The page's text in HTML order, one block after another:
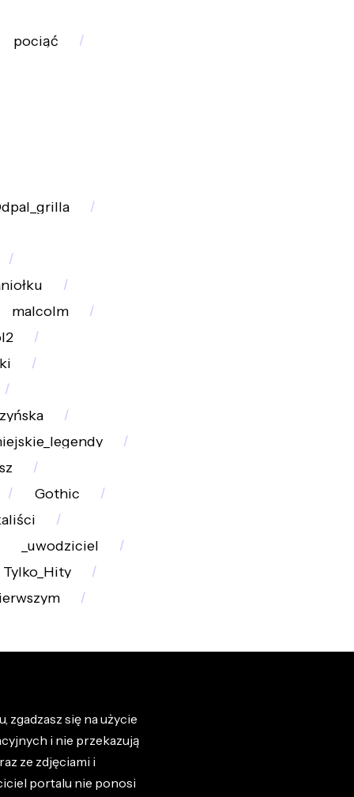
pociąć
malcolm
Gothic
_uwodziciel
Tylko_Hity
się na użycie
i nie przekazują
ze zdjęciami i
portalu nie ponosi